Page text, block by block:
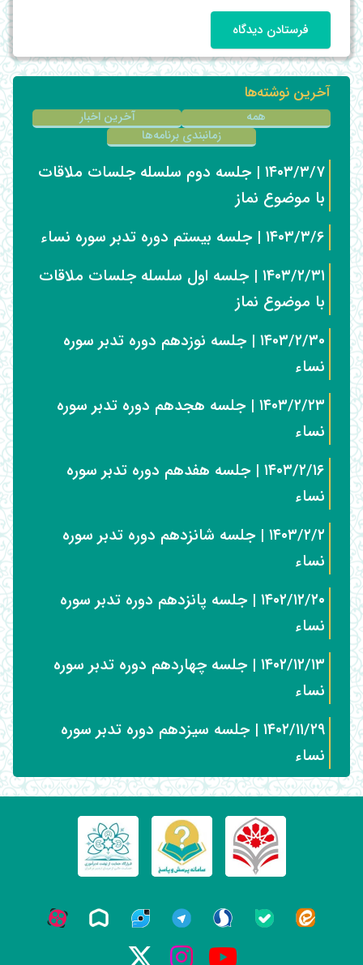
فرستادن دیدگاه
آخرین نوشته‌ها
همه
آخرین اخبار
زمانبندی برنامه‌ها
۱۴۰۳/۳/۷ | جلسه دوم سلسله جلسات ملاقات
با موضوع نماز
۱۴۰۳/۳/۶ | جلسه بیستم دوره تدبر سوره نساء
۱۴۰۳/۲/۳۱ | جلسه اول سلسله جلسات ملاقات
با موضوع نماز
۱۴۰۳/۲/۳۰ | جلسه نوزدهم دوره تدبر سوره
نساء
۱۴۰۳/۲/۲۳ | جلسه هجدهم دوره تدبر سوره
نساء
۱۴۰۳/۲/۱۶ | جلسه هفدهم دوره تدبر سوره
نساء
۱۴۰۳/۲/۲ | جلسه شانزدهم دوره تدبر سوره
نساء
۱۴۰۲/۱۲/۲۰ | جلسه پانزدهم دوره تدبر سوره
نساء
۱۴۰۲/۱۲/۱۳ | جلسه چهاردهم دوره تدبر سوره
نساء
۱۴۰۲/۱۱/۲۹ | جلسه سیزدهم دوره تدبر سوره
نساء